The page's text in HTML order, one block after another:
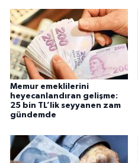
Memur emeklilerini
heyecanlandıran gelişme:
25 bin TL’lik seyyanen zam
gündemde